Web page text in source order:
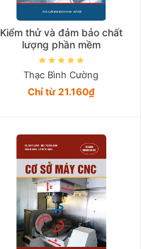
Kiểm thử và đảm bảo chất
lượng phần mềm
Thạc Bình Cường
Chỉ từ 21.160₫